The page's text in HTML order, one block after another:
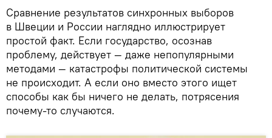
Сравнение результатов синхронных выборов
в Швеции и России наглядно иллюстрирует
простой факт. Если государство, осознав
проблему, действует — даже непопулярными
методами — катастрофы политической системы
не происходит. А если оно вместо этого ищет
способы как бы ничего не делать, потрясения
почему-то случаются.